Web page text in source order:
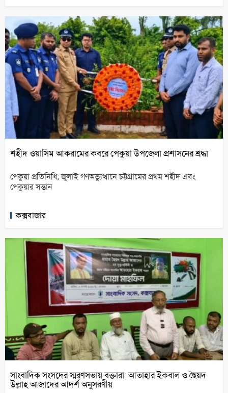
শহীদ ওয়াসিম আকরামের কবরে পেকুয়া উপজেলা প্রশাসনের শ্রদ্ধা
পেকুয়া প্রতিনিধি; জুলাই গণঅভ্যুত্থানে চট্টগ্রামের প্রথম শহীদ এবং
পেকুয়ার সন্তান
কক্সবাজার
সাংবাদিক সংসদের স্মরণসভায় বক্তারা: আতাহার ইকবাল ও ছৈয়দ
উল্লাহ আজাদের আদর্শ অনুসরণীয়